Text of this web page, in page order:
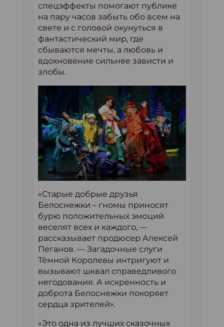
спецэффекты помогают публике
на пару часов забыть обо всем на
свете и с головой окунуться в
фантастический мир, где
сбываются мечты, а любовь и
вдохновение сильнее зависти и
злобы.
«Старые добрые друзья
Белоснежки – гномы приносят
бурю положительных эмоций
веселят всех и каждого, —
рассказывает продюсер Алексей
Пеганов. — Загадочные слуги
Тёмной Королевы интригуют и
вызывают шквал справедливого
негодования. А искренность и
доброта Белоснежки покоряет
сердца зрителей».
«Это одна из лучших сказочных